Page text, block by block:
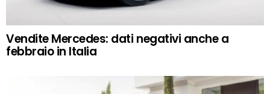
Vendite Mercedes: dati negativi anche a
febbraio in Italia